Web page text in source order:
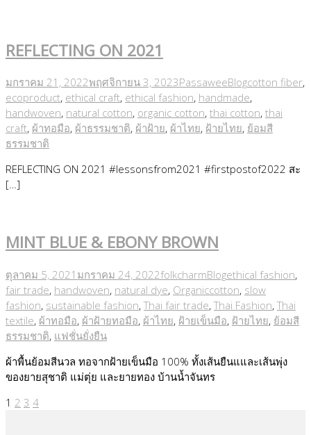
REFLECTING ON 2021
มกราคม 21, 2022พฤศจิกายน 3, 2023PassaweeBlogcotton fiber,
ecoproduct, ethical craft, ethical fashion, handmade,
handwoven, natural cotton, organic cotton, thai cotton, thai
craft, ผ้าทอมือ, ผ้าธรรมชาติ, ผ้าฝ้าย, ผ้าไทย, ฝ้ายไทย, ย้อมสี
ธรรมชาติ
REFLECTING ON 2021 #lessonsfrom2021 #firstpostof2022 สะ
[…]
MINT BLUE & EBONY BROWN
ตุลาคม 5, 2021 มกราคม 24, 2022folkcharmBlogethical fashion,
fair trade, handwoven, natural dye, Organiccotton, slow
fashion, sustainable fashion,Thai fair trade,Thai Fashion,Thai
textile, ผ้าทอมือ, ผ้าฝ้ายทอมือ, ผ้าไทย, ฝ้ายเข็นมือ, ฝ้ายไทย, ย้อมสี
ธรรมชาติ, แฟชั่นยั่งยืน
ผ้าพื้นย้อมสีนวล ทอจากฝ้ายเข็นมือ 100% ทั้งเส้นยืนแและเส้นพุ่ง
ของยายสุชาติ แม่ตุ่ย และยายทอง บ้านน้ำจันทร
1 2 3 4